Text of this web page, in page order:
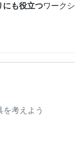
にも役立つワーク
を考えよう